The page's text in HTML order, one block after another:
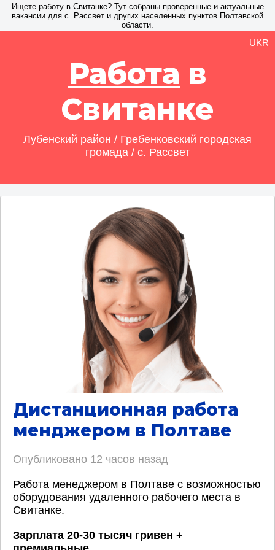
Ищете работу в Свитанке? Тут собраны проверенные и актуальные
вакансии для с. Рассвет и других населенных пунктов Полтавской
области.
Работа в
Свитанке
Лубенский район / Гребенковский городская
громада / с. Рассвет
UKR
Дистанционная работа
менджером в Полтаве
Опубликовано 12 часов назад
Работа менеджером в Полтаве с возможностью
оборудования удаленного рабочего места в
Свитанке.
Зарплата 20-30 тысяч гривен +